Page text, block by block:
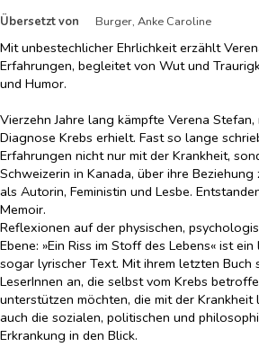
Übersetzt von Burger, Anke Caroline
Mit unbestechlicher Ehrlichkeit erzählt
Erfahrungen, begleitet von Wut und
und Humor.
Vierzehn Jahre lang kämpfte Verena
Diagnose Krebs erhielt. Fast so lange
Erfahrungen nicht nur mit der Krankheit,
Schweizerin in Kanada, über ihre
als Autorin, Feministin und Lesbe.
Memoir.
Reflexionen auf der physischen,
Ebene: »Ein Riss im Stoff des Lebens« ist
sogar lyrischer Text. Mit ihrem letzten Buch
LeserInnen an, die selbst vom Krebs
unterstützen möchten, die mit der Krankheit
auch die sozialen, politischen und
Erkrankung in den Blick.